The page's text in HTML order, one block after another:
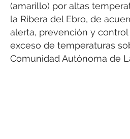
(amarillo) por altas
la Ribera del Ebro, de
alerta, prevención y
exceso de temperaturas
Comunidad Autónoma de